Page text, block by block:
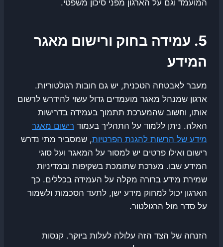
המועמד וגם על הארגון מפני סיכון משפטי.
5. עמידה בחוק ורישום מאגר
המידע
מעבר לאבטחה הטכנית, יש גם חובות רגולטוריות.
ארגון שמנהל מאגר מועמדים גדול עשוי להידרש לרשום
אותו, וחשוב שהמערכת תתמוך בעמידה בדרישות
האלה. ניתן ללמוד על התהליך בעמוד רישום מאגר
מידע של הרשות להגנת הפרטיות, שמסביר מתי נדרש
רישום ואילו פרטים יש למסור על המאגר ועל סוגי
המידע שבו. מערכת שתומכת בשקיפות ובמדיניות
שמירת מידע ברורה מקלה על העמידה בכללים. כך
הארגון יכול למחוק מידע ישן, לתעד הסכמות ולשמור
על סדר מול הרגולטור.
הזנחה של הצד הזה עלולה לעלות ביוקר. קנסות